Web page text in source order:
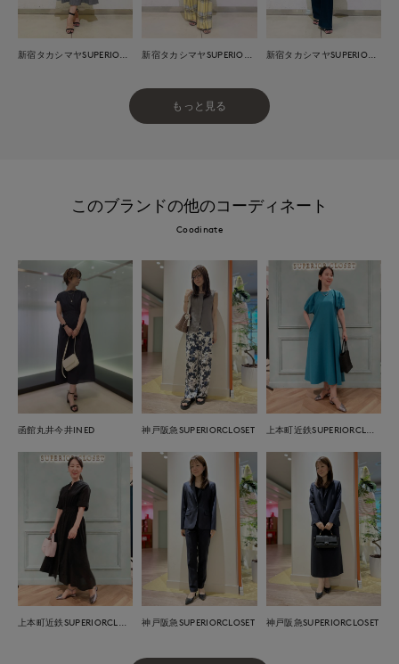
もっと見る
このブランドの他のコーディネート
Coodinate
函館丸井今井INED 神戸阪急SUPERIORCLOSET
神戸阪急SUPERIORCLOSET 神戸阪急SUPERIORCLOSET